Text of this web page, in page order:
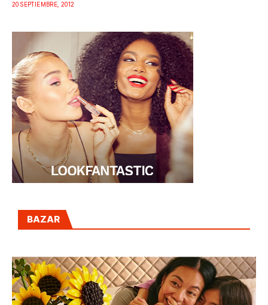
20 SEPTIEMBRE, 2012
BAZAR